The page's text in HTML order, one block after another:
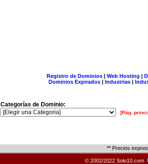
Registro de Dominios| Web Hosting |
Dominios Expirados | Industrias |
Categorías de Dominio:
[Pág.
** Precios
© 2002/2022 Solo10.com